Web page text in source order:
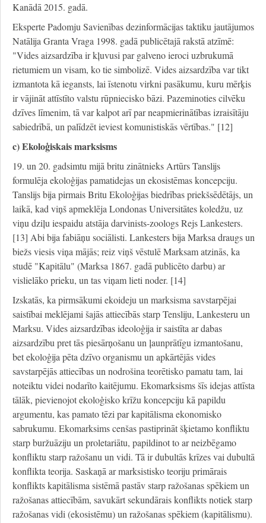
Kanādā 2015. gadā.
Eksperte Padomju Savienības dezinformācijas taktiku jautājumos
Natālija Granta Vraga 1998. gadā publicētajā rakstā atzīmē:
"Vides aizsardzība ir kļuvusi par galveno ieroci uzbrukumā
rietumiem un visam, ko tie simbolizē. Vides aizsardzība var tikt
izmantota kā iegansts, lai īstenotu virkni pasākumu, kuru mērķis
ir vājināt attīstīto valstu rūpniecisko bāzi. Pazeminoties cilvēku
dzīves līmenim, tā var kalpot arī par neapmierinātības izraisītāju
sabiedrībā, un palīdzēt ieviest komunistiskās vērtības." [12]
c) Ekoloģiskais marksisms
19. un 20. gadsimtu mijā britu zinātnieks Artūrs Tanslijs
formulēja ekoloģijas pamatidejas un ekosistēmas koncepciju.
Tanslijs bija pirmais Britu Ekoloģijas biedrības priekšsēdētājs, un
laikā, kad viņš apmeklēja Londonas Universitātes koledžu, uz
viņu dziļu iespaidu atstāja darvinists-zoologs Rejs Lankesters.
[13] Abi bija fabiāņu sociālisti. Lankesters bija Marksa draugs un
biežs viesis viņa mājās; reiz viņš vēstulē Marksam atzinās, ka
studē "Kapitālu" (Marksa 1867. gadā publicēto darbu) ar
vislielāko prieku, un tas viņam lieti noder. [14]
Izskatās, ka pirmsākumi ekoideju un marksisma savstarpējai
saistībai meklējami šajās attiecībās starp Tensliju, Lankesteru un
Marksu. Vides aizsardzības ideoloģija ir saistīta ar dabas
aizsardzību pret tās piesārņošanu un ļaunprātīgu izmantošanu,
bet ekoloģija pēta dzīvo organismu un apkārtējās vides
savstarpējās attiecības un nodrošina teorētisko pamatu tam, lai
noteiktu videi nodarīto kaitējumu. Ekomarksisms šīs idejas attīsta
tālāk, pievienojot ekoloģisko krīžu koncepciju kā papildu
argumentu, kas pamato tēzi par kapitālisma ekonomisko
sabrukumu. Ekomarksims cenšas pastiprināt šķietamo konfliktu
starp buržuāziju un proletariātu, papildinot to ar neizbēgamo
konfliktu starp ražošanu un vidi. Tā ir dubultās krīzes vai dubultā
konflikta teorija. Saskaņā ar marksistisko teoriju primārais
konflikts kapitālisma sistēmā pastāv starp ražošanas spēkiem un
ražošanas attiecībām, savukārt sekundārais konflikts notiek starp
ražošanas vidi (ekosistēmu) un ražošanas spēkiem (kapitālismu).